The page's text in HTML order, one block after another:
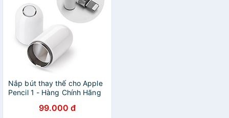
Nắp bút thay thế cho Apple
Pencil 1 - Hàng Chính Hãng
99.000 đ